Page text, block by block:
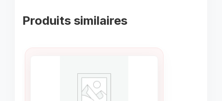
Produits similaires